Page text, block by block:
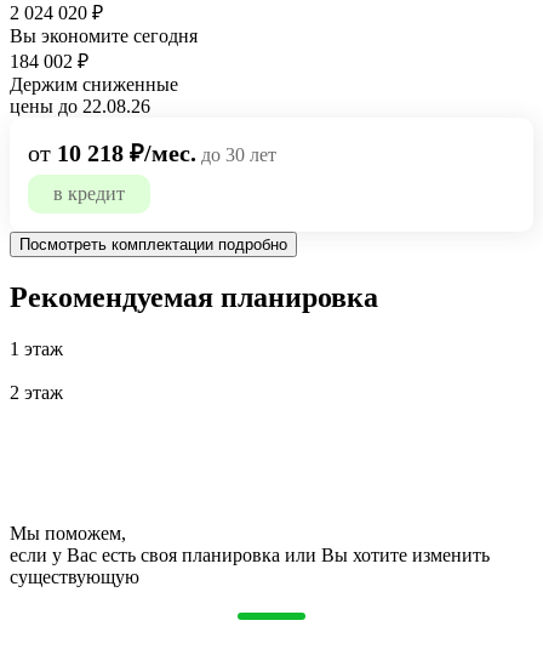
2 024 020 ₽
Вы экономите сегодня
184 002 ₽
Держим сниженные
цены до 22.08.26
от 10 218 ₽/мес. до 30 лет
в кредит
Посмотреть комплектации подробно
Рекомендуемая планировка
1 этаж
2 этаж
Мы поможем,
если у Вас есть своя планировка или Вы хотите изменить
существующую